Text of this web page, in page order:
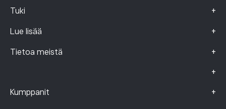
Tuki +
Lue lisää +
Tietoa meistä +
+
Kumppanit +